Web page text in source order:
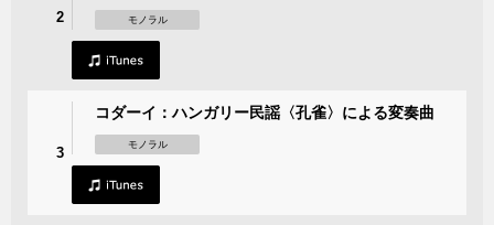
2 モノラル
3
コダーイ：ハンガリー民謡〈孔雀〉による変奏曲
モノラル